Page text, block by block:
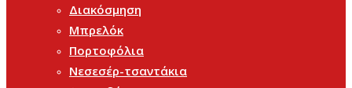
Διακόσμηση
Μπρελόκ
Πορτοφόλια
Νεσεσέρ-τσαντάκια